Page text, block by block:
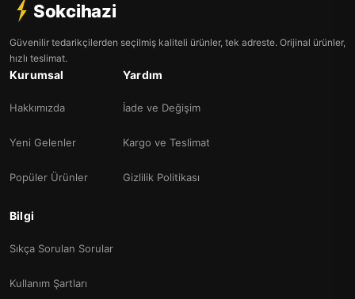
Sokcihazi
Güvenilir tedarikçilerden seçilmiş kaliteli ürünler, tek adreste. Orijinal ürünler,
hızlı teslimat.
Kurumsal
Hakkımızda
Yeni Gelenler
Popüler Ürünler
Yardım
İade ve Değişim
Kargo ve Teslimat
Gizlilik Politikası
Bilgi
Sıkça Sorulan Sorular
Kullanım Şartları